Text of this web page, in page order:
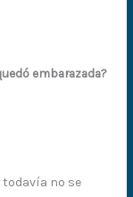
embarazada?
no se